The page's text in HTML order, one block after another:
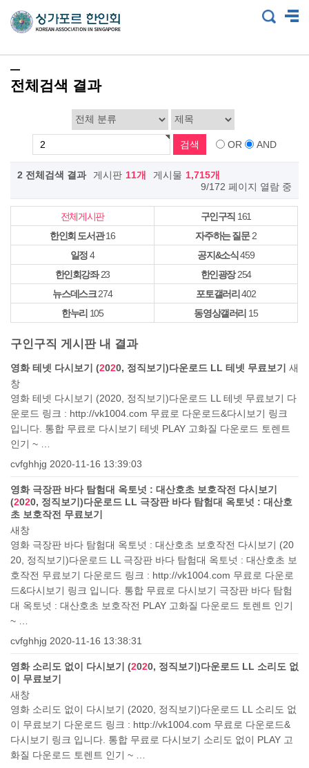
전체검색 결과
OR AND
2 전체검색 결과 게시판 11개 게시물 1,715개
9/172 페이지 열람 중
전체게시판 구인구직 161
한인회 도서관 16 자주하는 질문 2
일정4 공지&소식 459
한인회강좌 23 한인광장 254
뉴스데스크 274 포토갤러리 402
한누리 105 동영상갤러리 15
구인구직 게시판 내 결과
영화 테넷 다시보기 (2020, 정직보기)다운로드 LL 테넷 무료보기
새
창
영화 테넷 다시보기 (2020, 정직보기)다운로드 LL 테넷 무료보기 다
운로드 링크 : http://vk1004.com 무료로 다운로드&다시보기 링크
입니다. 통합 무료로 다시보기 테넷 PLAY 고화질 다운로드 토렌트
인기 ~ …
cvfghhjg 2020-11-16 13:39:03
영화 극장판 바다 탐험대 옥토넛 : 대산호초 보호작전 다시보기
(2020, 정직보기)다운로드 LL 극장판 바다 탐험대 옥토넛 : 대산호
초 보호작전 무료보기
새창
영화 극장판 바다 탐험대 옥토넛 : 대산호초 보호작전 다시보기 (20
20, 정직보기)다운로드 LL 극장판 바다 탐험대 옥토넛 : 대산호초 보
호작전 무료보기 다운로드 링크 : http://vk1004.com 무료로 다운로
드&다시보기 링크 입니다. 통합 무료로 다시보기 극장판 바다 탐험
대 옥토넛 : 대산호초 보호작전 PLAY 고화질 다운로드 토렌트 인기
~ …
cvfghhjg 2020-11-16 13:38:31
영화 소리도 없이 다시보기 (2020, 정직보기)다운로드 LL 소리도 없
이 무료보기
새창
영화 소리도 없이 다시보기 (2020, 정직보기)다운로드 LL 소리도 없
이 무료보기 다운로드 링크 : http://vk1004.com 무료로 다운로드&
다시보기 링크 입니다. 통합 무료로 다시보기 소리도 없이 PLAY 고
화질 다운로드 토렌트 인기 ~ …